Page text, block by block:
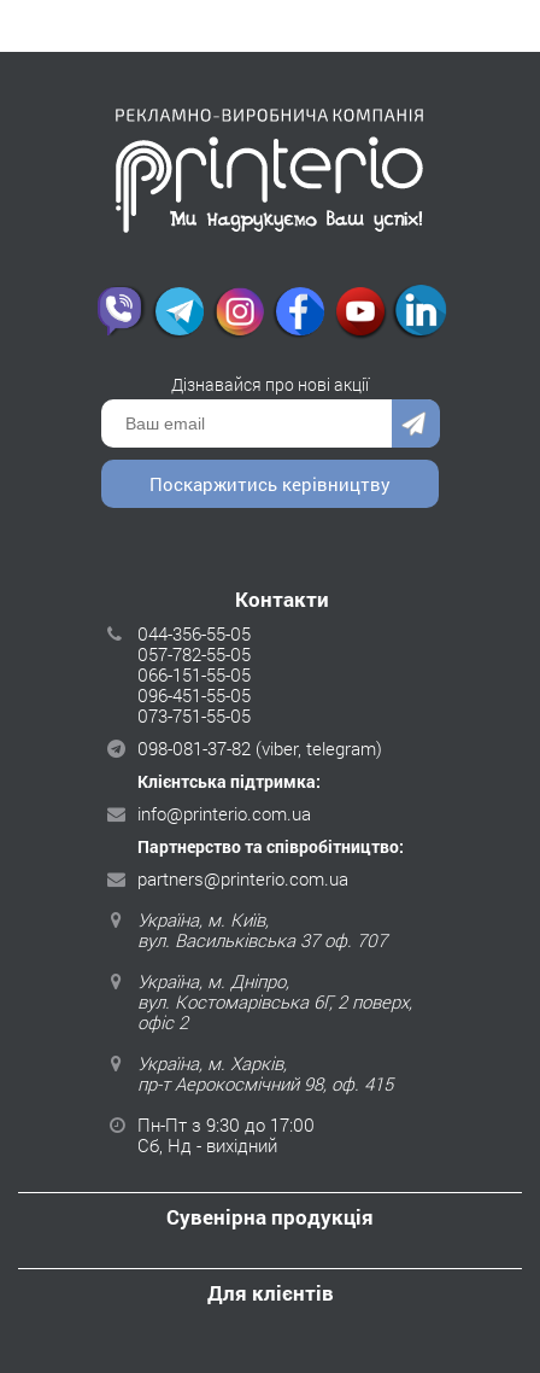
Дізнавайся про нові акції
Поскаржитись керівництву
Контакти
044-356-55-05
057-782-55-05
066-151-55-05
096-451-55-05
073-751-55-05
098-081-37-82 (viber, telegram)
Клієнтська підтримка:
info@printerio.com.ua
Партнерство та співробітництво:
partners@printerio.com.ua
Україна, м. Київ,
вул. Васильківська 37 оф. 707
Україна, м. Дніпро,
вул. Костомарівська 6Г, 2 поверх,
офіс 2
Україна, м. Харків,
пр-т Аерокосмічний 98, оф. 415
Пн-Пт з 9:30 до 17:00
Сб, Нд - вихідний
Сувенірна продукція
Для клієнтів